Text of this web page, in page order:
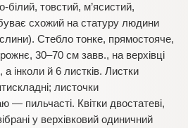
білий, товстий, м’ясистий,
схожий на статуру людини
Стебло тонке, прямостояче,
30–70 см завв., на верхівці
інколи й 6 листків. Листки
листочки
— пильчасті. Квітки двостатеві,
у верхівковий одиничний